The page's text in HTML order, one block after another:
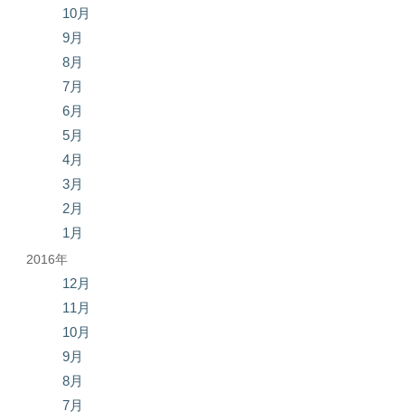
10月
9月
8月
7月
6月
5月
4月
3月
2月
1月
2016年
12月
11月
10月
9月
8月
7月